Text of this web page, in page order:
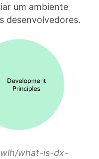
um ambiente
desenvolvedores.
what-is-dx-